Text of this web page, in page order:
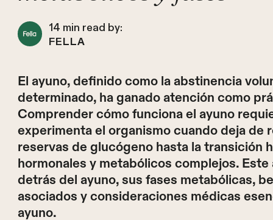
14 min read by:
FELLA
El ayuno, definido como la abstinencia
determinado, ha ganado atención como
Comprender cómo funciona el ayuno
experimenta el organismo cuando deja de
reservas de glucógeno hasta la transición
hormonales y metabólicos complejos.
detrás del ayuno, sus fases metabólicas,
asociados y consideraciones médicas
ayuno.